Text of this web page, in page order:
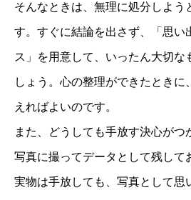
そんなときは、無理に処分しよう
す。すぐに結論を出さず、「思い
ス」を用意して、いったん大切な
しょう。心の整理ができたときに
えればよいのです。
また、どうしても手放す決心がつ
写真に撮ってデータとして残して
実物は手放しても、写真として思